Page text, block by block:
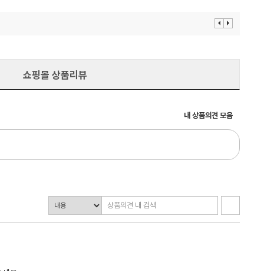
이 다
쇼핑몰 상품리뷰
내 상품의견 모음